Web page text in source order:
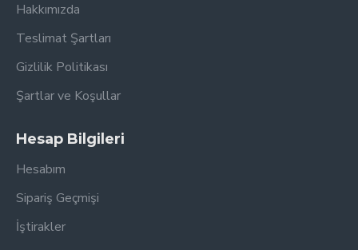
Hakkımızda
Teslimat Şartları
Gizlilik Politikası
Şartlar ve Koşullar
Hesap Bilgileri
Hesabım
Sipariş Geçmişi
İştirakler